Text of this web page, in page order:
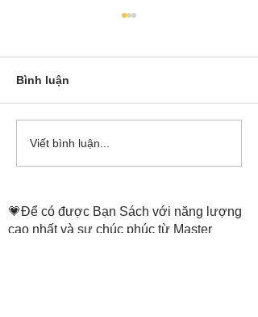
Cô Hoa Duong chia sẻ
Bình luận
Viết bình luận...
💗Để có được Bạn Sách với năng lượng
cao nhất và sự chúc phúc từ Master